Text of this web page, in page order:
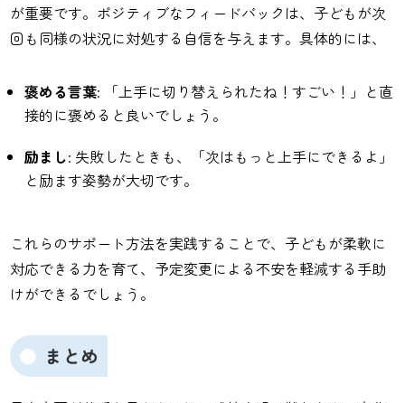
が重要です。ポジティブなフィードバックは、子どもが次
回も同様の状況に対処する自信を与えます。具体的には、
褒める言葉: 「上手に切り替えられたね！すごい！」と直
接的に褒めると良いでしょう。
励まし: 失敗したときも、「次はもっと上手にできるよ」
と励ます姿勢が大切です。
これらのサポート方法を実践することで、子どもが柔軟に
対応できる力を育て、予定変更による不安を軽減する手助
けができるでしょう。
まとめ